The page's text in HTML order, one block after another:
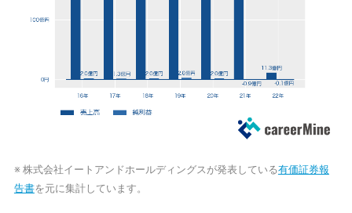
※ 株式会社イートアンドホールディングスが発表している有価証券報
告書を元に集計しています。